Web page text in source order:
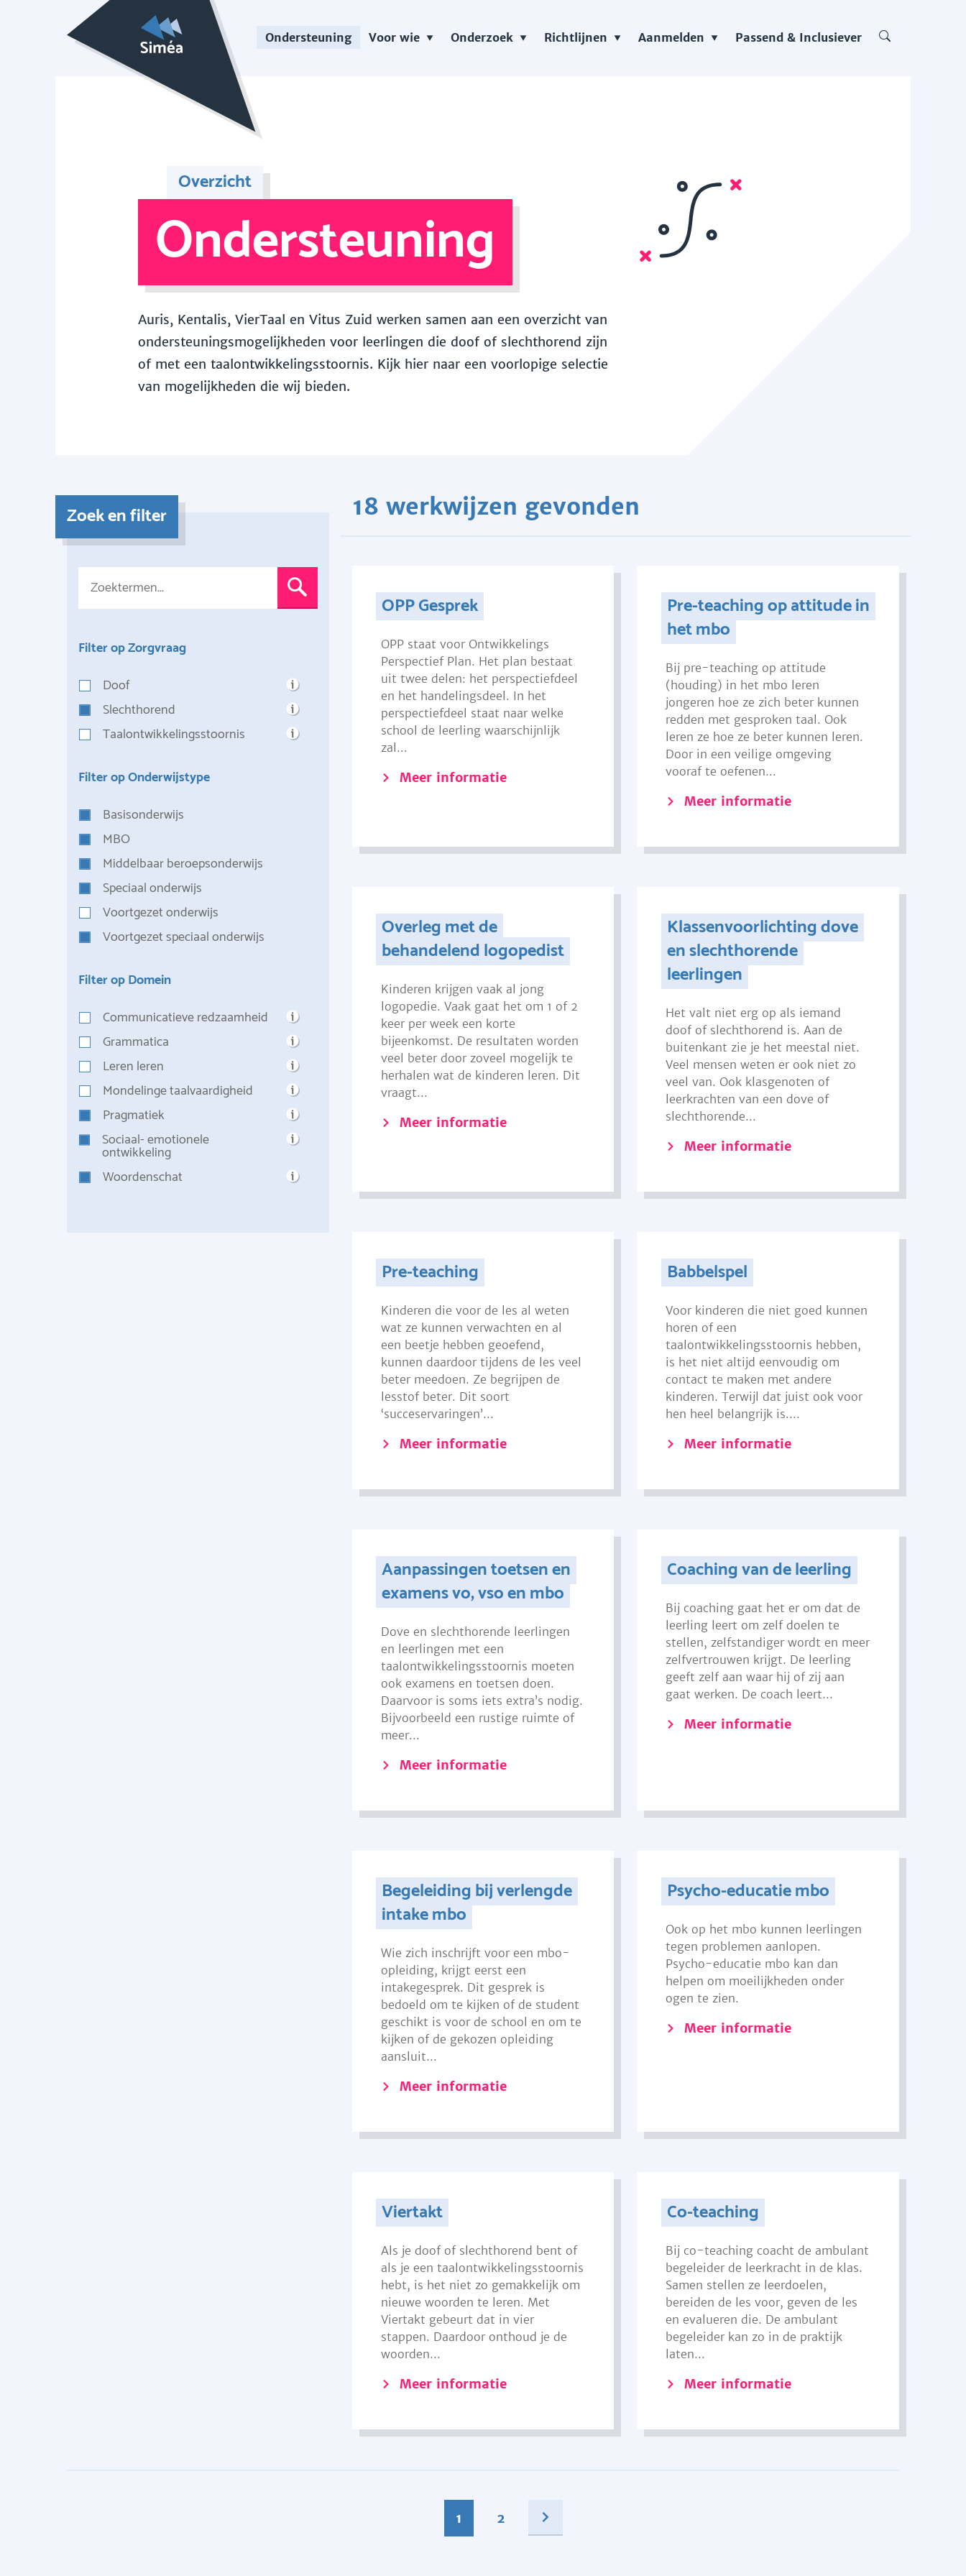
Ondersteuning Voor wie Onderzoek Richtlijnen Aanmelden Passend & Inclusiever
Overzicht
Ondersteuning
Auris, Kentalis, VierTaal en Vitus Zuid werken samen aan een overzicht van
ondersteuningsmogelijkheden voor leerlingen die doof of slechthorend zijn
of met een taalontwikkelingsstoornis. Kijk hier naar een voorlopige selectie
van mogelijkheden die wij bieden.
Zoek en filter
Filter op Zorgvraag
Doof
Slechthorend
Taalontwikkelingsstoornis
Filter op Onderwijstype
Basisonderwijs
MBO
Middelbaar beroepsonderwijs
Speciaal onderwijs
Voortgezet onderwijs
Voortgezet speciaal onderwijs
Filter op Domein
Communicatieve redzaamheid
Grammatica
Leren leren
Mondelinge taalvaardigheid
Pragmatiek
Sociaal- emotionele
ontwikkeling
Woordenschat
18 werkwijzen gevonden
OPP Gesprek
OPP staat voor Ontwikkelings
Perspectief Plan. Het plan bestaat
uit twee delen: het perspectiefdeel
en het handelingsdeel. In het
perspectiefdeel staat naar welke
school de leerling waarschijnlijk
zal...
Meer informatie
Pre-teaching op attitude in
het mbo
Bij pre-teaching op attitude
(houding) in het mbo leren
jongeren hoe ze zich beter kunnen
redden met gesproken taal. Ook
leren ze hoe ze beter kunnen leren.
Door in een veilige omgeving
vooraf te oefenen...
Meer informatie
Overleg met de
behandelend logopedist
Kinderen krijgen vaak al jong
logopedie. Vaak gaat het om 1 of 2
keer per week een korte
bijeenkomst. De resultaten worden
veel beter door zoveel mogelijk te
herhalen wat de kinderen leren. Dit
vraagt...
Meer informatie
Klassenvoorlichting dove
en slechthorende
leerlingen
Het valt niet erg op als iemand
doof of slechthorend is. Aan de
buitenkant zie je het meestal niet.
Veel mensen weten er ook niet zo
veel van. Ook klasgenoten of
leerkrachten van een dove of
slechthorende...
Meer informatie
Pre-teaching
Kinderen die voor de les al weten
wat ze kunnen verwachten en al
een beetje hebben geoefend,
kunnen daardoor tijdens de les veel
beter meedoen. Ze begrijpen de
lesstof beter. Dit soort
‘succeservaringen’...
Meer informatie
Babbelspel
Voor kinderen die niet goed kunnen
horen of een
taalontwikkelingsstoornis hebben,
is het niet altijd eenvoudig om
contact te maken met andere
kinderen. Terwijl dat juist ook voor
hen heel belangrijk is....
Meer informatie
Aanpassingen toetsen en
examens vo, vso en mbo
Dove en slechthorende leerlingen
en leerlingen met een
taalontwikkelingsstoornis moeten
ook examens en toetsen doen.
Daarvoor is soms iets extra’s nodig.
Bijvoorbeeld een rustige ruimte of
meer...
Meer informatie
Coaching van de leerling
Bij coaching gaat het er om dat de
leerling leert om zelf doelen te
stellen, zelfstandiger wordt en meer
zelfvertrouwen krijgt. De leerling
geeft zelf aan waar hij of zij aan
gaat werken. De coach leert...
Meer informatie
Begeleiding bij verlengde
intake mbo
Wie zich inschrijft voor een mbo-
opleiding, krijgt eerst een
intakegesprek. Dit gesprek is
bedoeld om te kijken of de student
geschikt is voor de school en om te
kijken of de gekozen opleiding
aansluit...
Meer informatie
Psycho-educatie mbo
Ook op het mbo kunnen leerlingen
tegen problemen aanlopen.
Psycho-educatie mbo kan dan
helpen om moeilijkheden onder
ogen te zien.
Meer informatie
Viertakt
Als je doof of slechthorend bent of
als je een taalontwikkelingsstoornis
hebt, is het niet zo gemakkelijk om
nieuwe woorden te leren. Met
Viertakt gebeurt dat in vier
stappen. Daardoor onthoud je de
woorden...
Meer informatie
Co-teaching
Bij co-teaching coacht de ambulant
begeleider de leerkracht in de klas.
Samen stellen ze leerdoelen,
bereiden de les voor, geven de les
en evalueren die. De ambulant
begeleider kan zo in de praktijk
laten...
Meer informatie
1 2